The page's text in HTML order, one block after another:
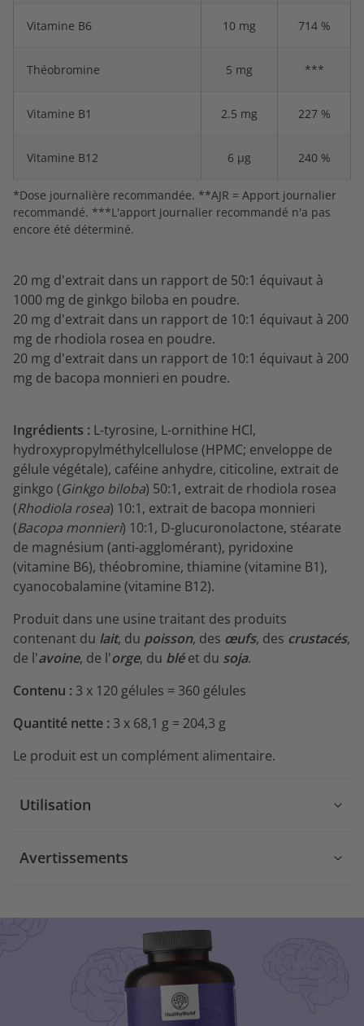
Vitamine B6 10 mg 714 %
Théobromine 5 mg ***
Vitamine B1 2.5 mg 227 %
Vitamine B12 6 µg 240 %
*Dose journalière recommandée. **AJR = Apport journalier
recommandé. ***L'apport journalier recommandé n'a pas
encore été déterminé.
20 mg d'extrait dans un rapport de 50:1 équivaut à
1000 mg de ginkgo biloba en poudre.
20 mg d'extrait dans un rapport de 10:1 équivaut à 200
mg de rhodiola rosea en poudre.
20 mg d'extrait dans un rapport de 10:1 équivaut à 200
mg de bacopa monnieri en poudre.
Ingrédients : L-tyrosine, L-ornithine HCl,
hydroxypropylméthylcellulose (HPMC; enveloppe de
gélule végétale), caféine anhydre, citicoline, extrait de
ginkgo (Ginkgo biloba) 50:1, extrait de rhodiola rosea
(Rhodiola rosea) 10:1, extrait de bacopa monnieri
(Bacopa monnieri) 10:1, D-glucuronolactone, stéarate
de magnésium (anti-agglomérant), pyridoxine
(vitamine B6), théobromine, thiamine (vitamine B1),
cyanocobalamine (vitamine B12).
Produit dans une usine traitant des produits
contenant du lait, du poisson, des œufs, des crustacés,
de l'avoine, de l'orge, du bléet du soja.
Contenu : 3 x 120 gélules = 360 gélules
Quantité nette : 3 x 68,1 g = 204,3 g
Le produit est un complément alimentaire.
Utilisation
Avertissements